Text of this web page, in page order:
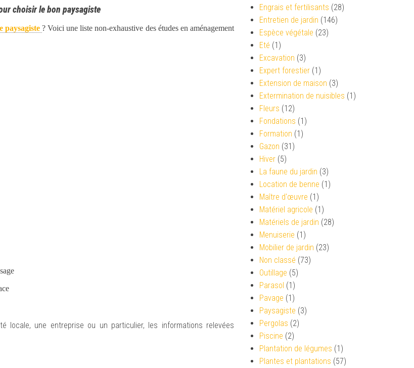
choisir le bon paysagiste
paysagiste ? Voici une liste non-exhaustive des études en aménagement
locale, une entreprise ou un particulier, les informations relevées
Engrais et fertilisants (28)
Entretien de jardin (146)
Espèce végétale (23)
Eté (1)
Excavation (3)
Expert forestier (1)
Extension de maison (3)
Extermination de nuisibles (1)
Fleurs (12)
Fondations (1)
Formation (1)
Gazon (31)
Hiver (5)
La faune du jardin (3)
Location de benne (1)
Maître d'œuvre (1)
Matériel agricole (1)
Matériels de jardin (28)
Menuiserie (1)
Mobilier de jardin (23)
Non classé (73)
Outillage (5)
Parasol (1)
Pavage (1)
Paysagiste (3)
Pergolas (2)
Piscine (2)
Plantation de légumes (1)
Plantes et plantations (57)